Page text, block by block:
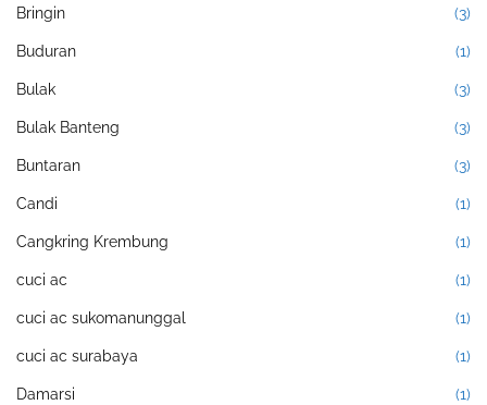
Bringin (3)
Buduran (1)
Bulak (3)
Bulak Banteng (3)
Buntaran (3)
Candi (1)
Cangkring Krembung (1)
cuci ac (1)
cuci ac sukomanunggal (1)
cuci ac surabaya (1)
Damarsi (1)